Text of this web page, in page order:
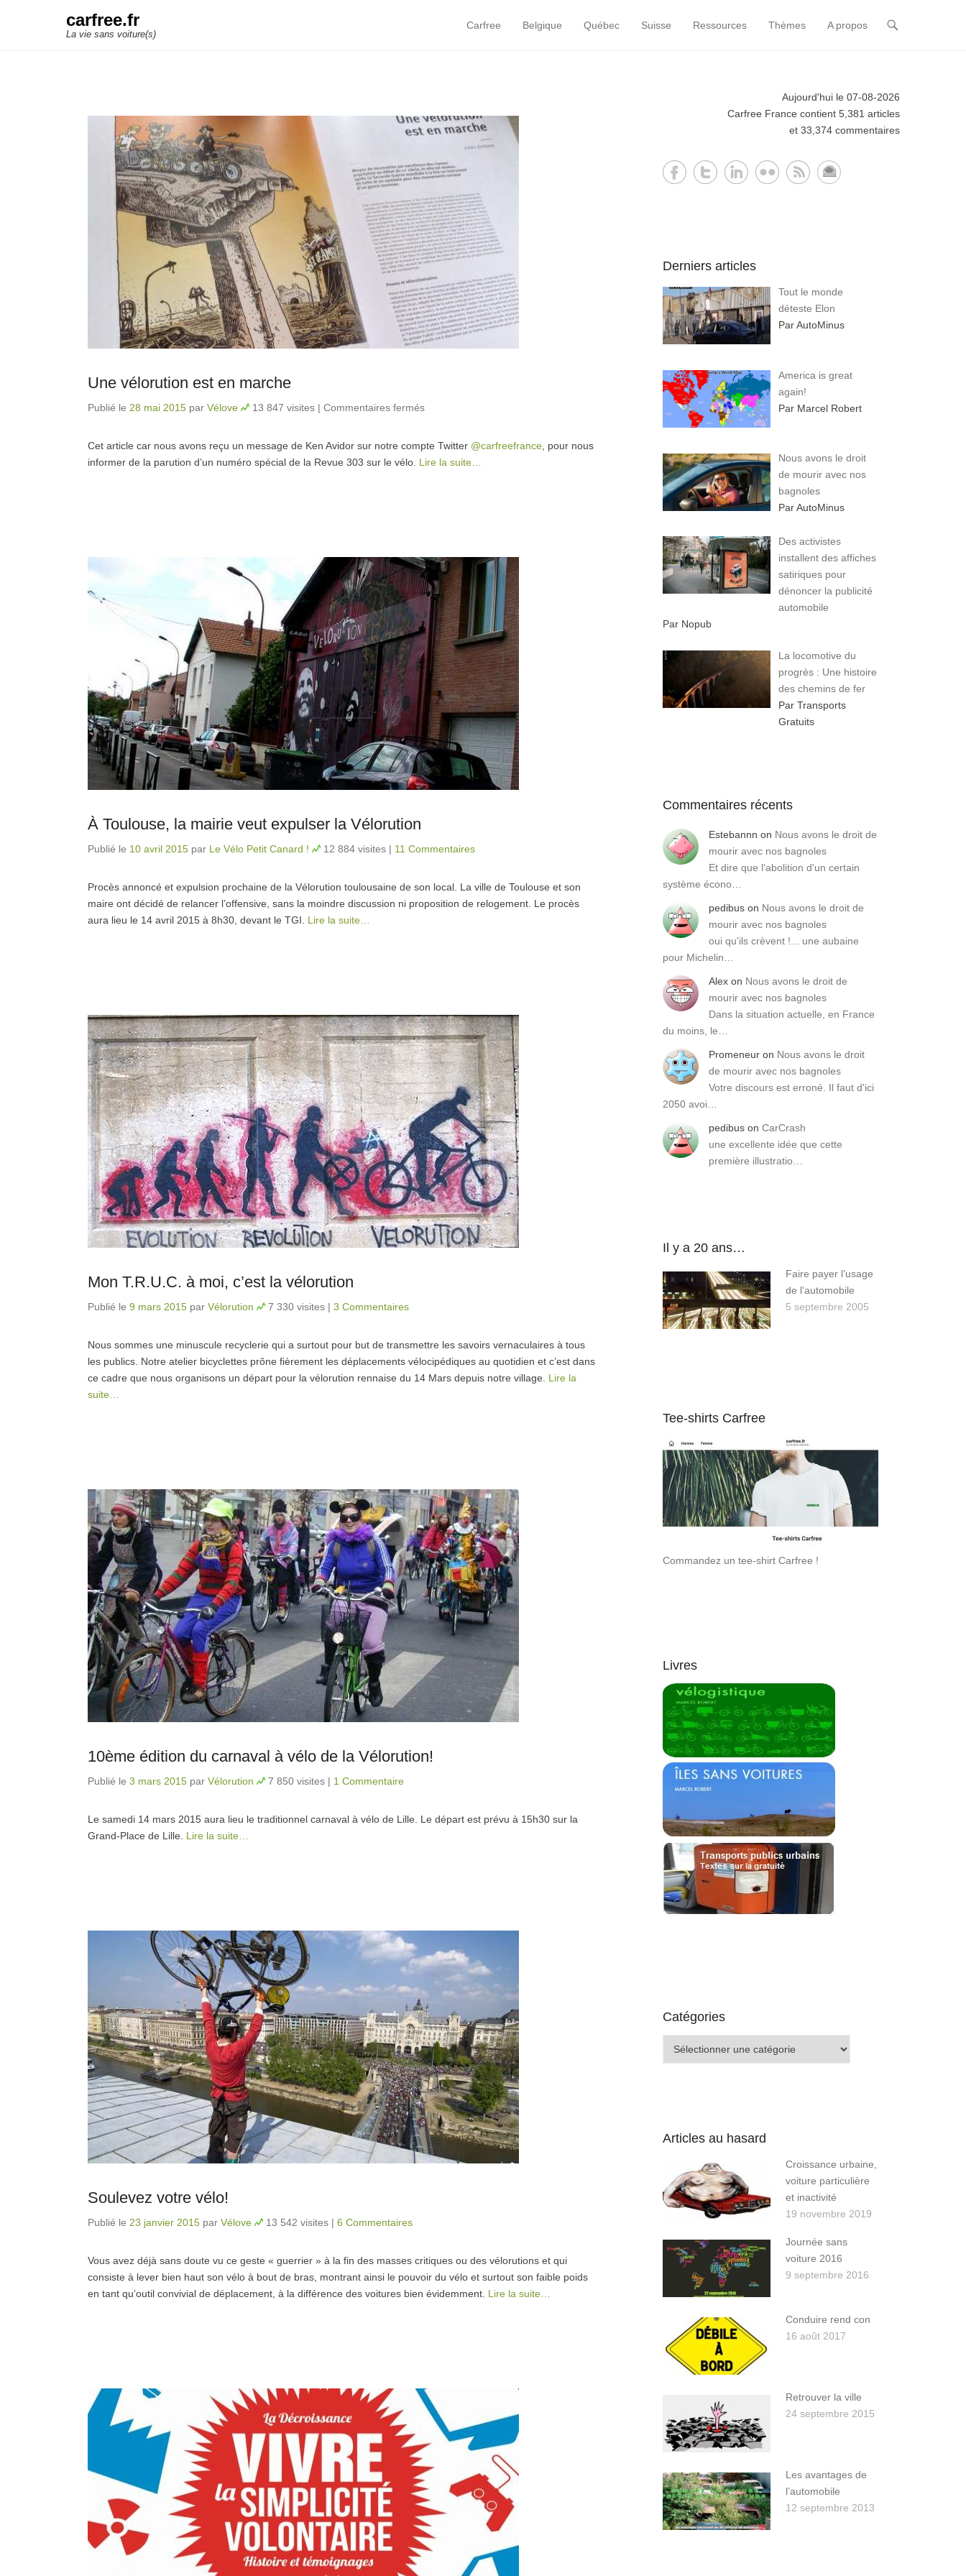
carfree.fr
La vie sans voiture(s)
Primary Menu
Skip to content
Carfree Belgique Québec Suisse Ressources Thèmes A propos
Une vélorution est en marche
Publié le 28 mai 2015 par Vélove 13 847 visites | Commentaires fermés
Cet article car nous avons reçu un message de Ken Avidor sur notre compte Twitter @carfreefrance , pour nous
informer de la parution d’un numéro spécial de la Revue 303 sur le vélo. Lire la suite…
À Toulouse, la mairie veut expulser la Vélorution
Publié le 10 avril 2015 par Le Vélo Petit Canard ! 12 884 visites | 11 Commentaires
Procès annoncé et expulsion prochaine de la Vélorution toulousaine de son local. La ville de Toulouse et son
maire ont décidé de relancer l’offensive, sans la moindre discussion ni proposition de relogement. Le procès
aura lieu le 14 avril 2015 à 8h30, devant le TGI. Lire la suite…
Mon T.R.U.C. à moi, c’est la vélorution
Publié le 9 mars 2015 par Vélorution 7 330 visites | 3 Commentaires
Nous sommes une minuscule recyclerie qui a surtout pour but de transmettre les savoirs vernaculaires à tous
les publics. Notre atelier bicyclettes prône fièrement les déplacements vélocipédiques au quotidien et c’est dans
ce cadre que nous organisons un départ pour la vélorution rennaise du 14 Mars depuis notre village. Lire la
suite…
10ème édition du carnaval à vélo de la Vélorution!
Publié le 3 mars 2015 par Vélorution 7 850 visites | 1 Commentaire
Le samedi 14 mars 2015 aura lieu le traditionnel carnaval à vélo de Lille. Le départ est prévu à 15h30 sur la
Grand-Place de Lille. Lire la suite…
Soulevez votre vélo!
Publié le 23 janvier 2015 par Vélove 13 542 visites | 6 Commentaires
Vous avez déjà sans doute vu ce geste « guerrier » à la fin des masses critiques ou des vélorutions et qui
consiste à lever bien haut son vélo à bout de bras, montrant ainsi le pouvoir du vélo et surtout son faible poids
en tant qu’outil convivial de déplacement, à la différence des voitures bien évidemment. Lire la suite…
Aujourd'hui le 07-08-2026
Carfree France contient 5,381 articles
et 33,374 commentaires
Derniers articles
Tout le monde
déteste Elon
Par AutoMinus
America is great
again!
Par Marcel Robert
Nous avons le droit
de mourir avec nos
bagnoles
Par AutoMinus
Des activistes
installent des affiches
satiriques pour
dénoncer la publicité
automobile
Par Nopub
La locomotive du
progrès : Une histoire
des chemins de fer
Par Transports
Gratuits
Commentaires récents
Estebannn on Nous avons le droit de
mourir avec nos bagnoles
Et dire que l'abolition d'un certain
système écono…
pedibus on Nous avons le droit de
mourir avec nos bagnoles
oui qu'ils crèvent !... une aubaine
pour Michelin…
Alex on Nous avons le droit de
mourir avec nos bagnoles
Dans la situation actuelle, en France
du moins, le…
Promeneur on Nous avons le droit
de mourir avec nos bagnoles
Votre discours est erroné. Il faut d'ici
2050 avoi…
pedibus on CarCrash
une excellente idée que cette
première illustratio…
Il y a 20 ans…
Faire payer l’usage
de l’automobile
5 septembre 2005
Tee-shirts Carfree
Commandez un tee-shirt Carfree !
Livres
Catégories
Articles au hasard
Croissance urbaine,
voiture particulière
et inactivité
19 novembre 2019
Journée sans
voiture 2016
9 septembre 2016
Conduire rend con
16 août 2017
Retrouver la ville
24 septembre 2015
Les avantages de
l’automobile
12 septembre 2013